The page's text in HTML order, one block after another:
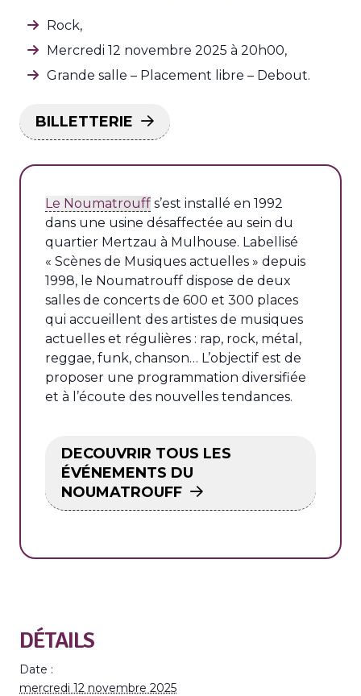
Rock,
Mercredi 12 novembre 2025 à 20h00,
Grande salle – Placement libre – Debout.
BILLETTERIE
Le Noumatrouff s’est installé en 1992
dans une usine désaffectée au sein du
quartier Mertzau à Mulhouse. Labellisé
« Scènes de Musiques actuelles » depuis
1998, le Noumatrouff dispose de deux
salles de concerts de 600 et 300 places
qui accueillent des artistes de musiques
actuelles et régulières : rap, rock, métal,
reggae, funk, chanson… L’objectif est de
proposer une programmation diversifiée
et à l’écoute des nouvelles tendances.
DECOUVRIR TOUS LES
ÉVÉNEMENTS DU
NOUMATROUFF
DÉTAILS
Date :
mercredi 12 novembre 2025